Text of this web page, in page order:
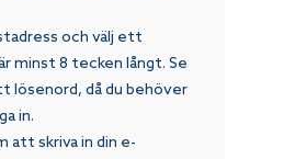
och välj ett
minst 8 tecken långt. Se
lösenord, då du behöver
in.
att skriva in din e-